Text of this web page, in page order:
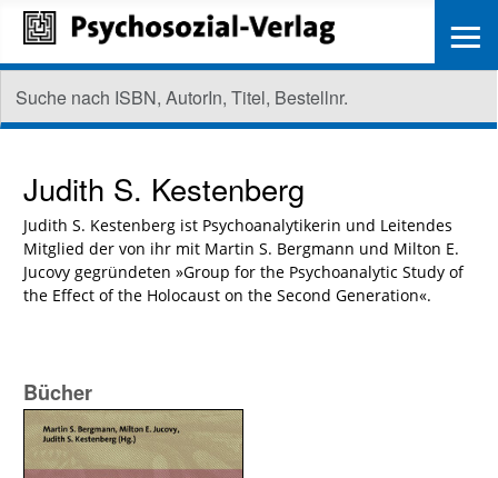
Judith S. Kestenberg
Judith S. Kestenberg ist Psychoanalytikerin und Leitendes
Mitglied der von ihr mit Martin S. Bergmann und Milton E.
Jucovy gegründeten »Group for the Psychoanalytic Study of
the Effect of the Holocaust on the Second Generation«.
Bücher
≡